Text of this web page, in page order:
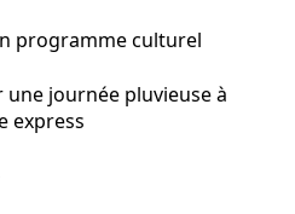
programme culturel
journée pluvieuse à
express